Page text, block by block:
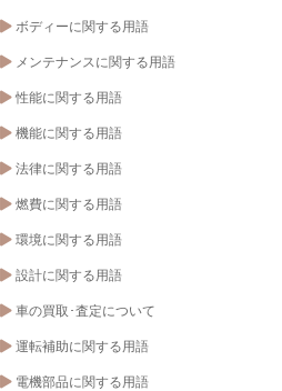
ボディーに関する用語
メンテナンスに関する用語
性能に関する用語
機能に関する用語
法律に関する用語
燃費に関する用語
環境に関する用語
設計に関する用語
車の買取･査定について
運転補助に関する用語
電機部品に関する用語